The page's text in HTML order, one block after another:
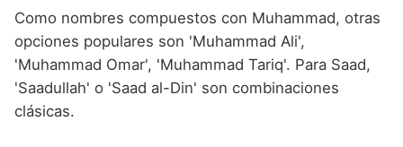
Como nombres compuestos con Muhammad, otras
opciones populares son 'Muhammad Ali',
'Muhammad Omar', 'Muhammad Tariq'. Para Saad,
'Saadullah' o 'Saad al-Din' son combinaciones
clásicas.